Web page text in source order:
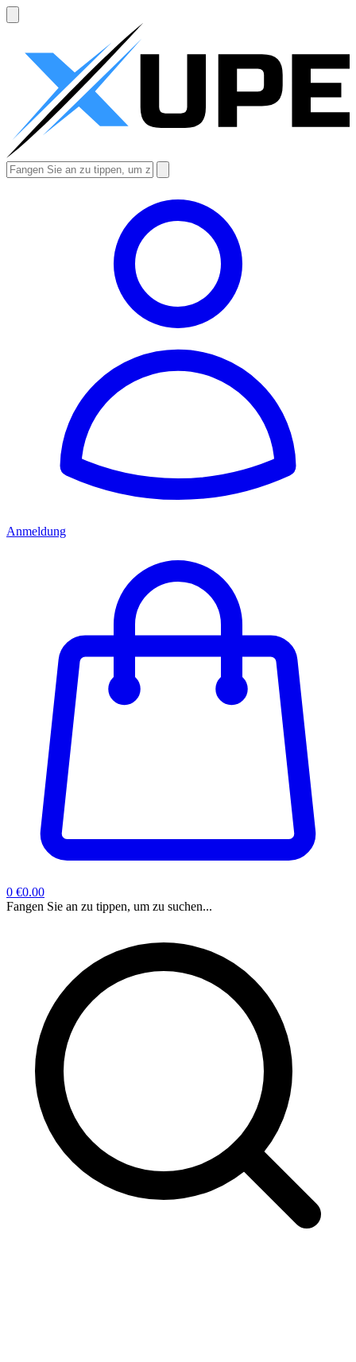
Anmeldung
0 €0.00
Fangen Sie an zu tippen, um zu suchen...